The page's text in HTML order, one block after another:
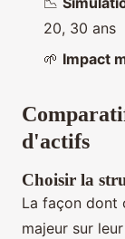
20, 30 ans
🌱 Impact
d'actifs
Choisir la
La façon dont
majeur sur